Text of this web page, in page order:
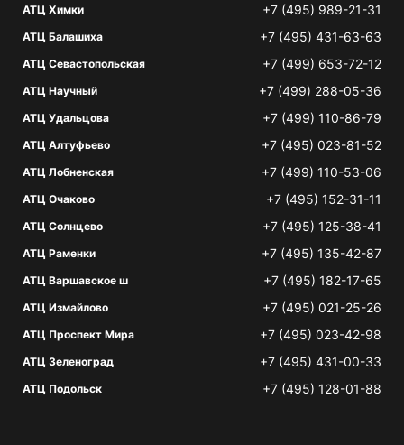
АТЦ Химки +7 (495) 989-21-31
АТЦ Балашиха +7 (495) 431-63-63
АТЦ Севастопольская +7 (499) 653-72-12
АТЦ Научный +7 (499) 288-05-36
АТЦ Удальцова +7 (499) 110-86-79
АТЦ Алтуфьево +7 (495) 023-81-52
АТЦ Лобненская +7 (499) 110-53-06
АТЦ Очаково +7 (495) 152-31-11
АТЦ Солнцево +7 (495) 125-38-41
АТЦ Раменки +7 (495) 135-42-87
АТЦ Варшавское ш +7 (495) 182-17-65
АТЦ Измайлово +7 (495) 021-25-26
АТЦ Проспект Мира +7 (495) 023-42-98
АТЦ Зеленоград +7 (495) 431-00-33
АТЦ Подольск +7 (495) 128-01-88